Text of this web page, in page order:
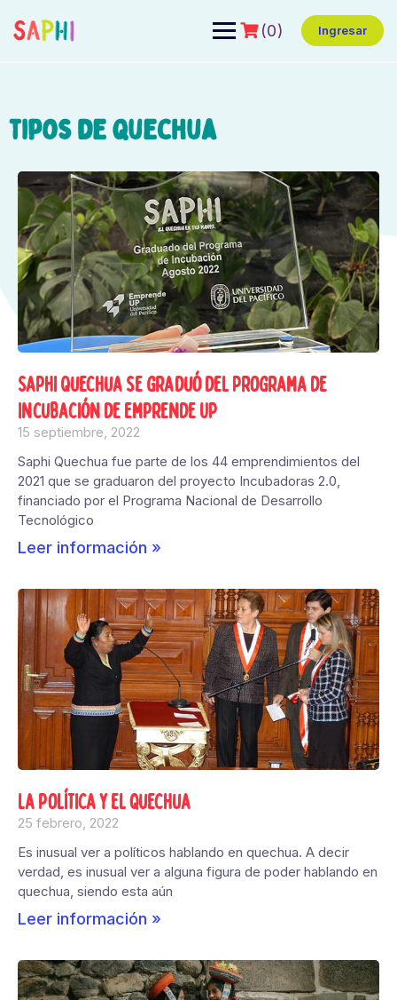
(0) Ingresar
tipos de quechua
Saphi Quechua se graduó del Programa de
Incubación de Emprende UP
15 septiembre, 2022
Saphi Quechua fue parte de los 44 emprendimientos del
2021 que se graduaron del proyecto Incubadoras 2.0,
financiado por el Programa Nacional de Desarrollo
Tecnológico
Leer información »
La política y el quechua
25 febrero, 2022
Es inusual ver a políticos hablando en quechua. A decir
verdad, es inusual ver a alguna figura de poder hablando en
quechua, siendo esta aún
Leer información »